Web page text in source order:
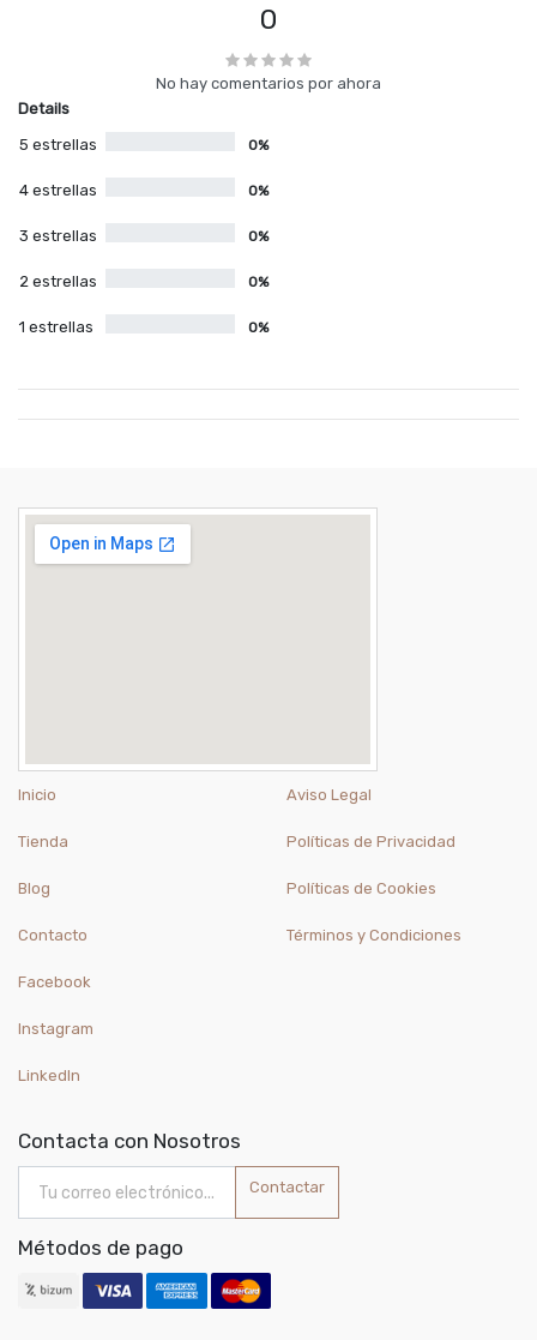
0
No hay comentarios por ahora
Details
5 estrellas
0%
4 estrellas 0%
3 estrellas 0%
2 estrellas 0%
1 estrellas 0%
Inicio
Tienda
Blog
Contacto
Aviso Legal
Políticas de Privacidad
Políticas de Cookies
Términos y Condiciones
Facebook
Instagram
LinkedIn
Contacta con Nosotros
Contactar
Métodos de pago